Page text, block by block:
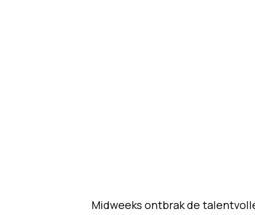
Midweeks ontbrak de